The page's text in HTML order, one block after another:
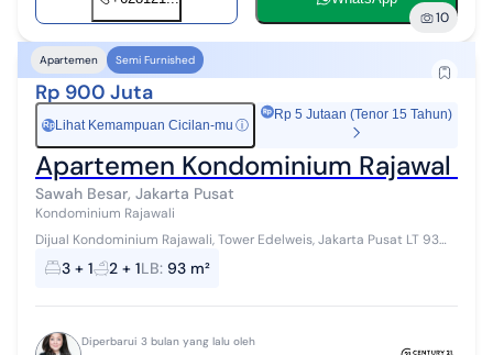
10
Apartemen Semi Furnished
Rp 900 Juta
Rp Lihat Kemampuan Cicilan-mu ⓘ
Rp 5 Jutaan (Tenor 15 Tahun)
Apartemen Kondominium Rajawal
Sawah Besar, Jakarta Pusat
Kondominium Rajawali
Dijual Kondominium Rajawali, Tower Edelweis, Jakarta Pusat LT 93m²
Lantai 26 KT 3+1 KM 2+1 Semi furnished (Kitchen set, kompor tanam,
water heat...
3 + 1 2 + 1LB: 93 m²
Diperbarui 3 bulan yang lalu oleh